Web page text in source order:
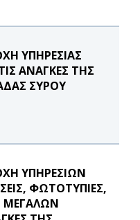
ΥΠΗΡΕΣΙΑΣ
ΑΝΑΓΚΕΣ ΤΗΣ
ΣΥΡΟΥ
ΥΠΗΡΕΣΙΩΝ
ΦΩΤΟΤΥΠΙΕΣ,
ΜΕΓΑΛΩΝ